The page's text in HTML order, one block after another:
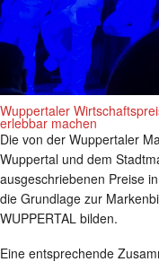
Wuppertaler
erlebbar machen
Die von der Wuppertaler
Wuppertal und dem
ausgeschriebenen Preise
die Grundlage zur
WUPPERTAL bilden.
Eine entsprechende